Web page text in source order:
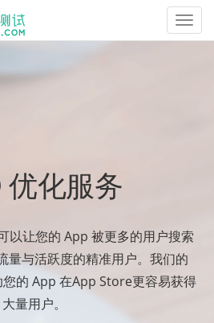
优化服务
以让您的 App 被更多的用户搜索
量与活跃度的精准用户。我们的
您的 App 在App Store更容易获得
大量用户。